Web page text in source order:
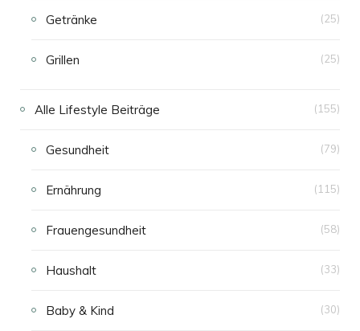
Getränke (25)
Grillen (25)
Alle Lifestyle Beiträge (155)
Gesundheit (79)
Ernährung (115)
Frauengesundheit (58)
Haushalt (33)
Baby & Kind (30)